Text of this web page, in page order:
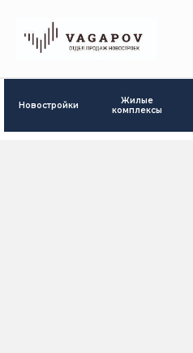
Новостройки
Жилые
комплексы